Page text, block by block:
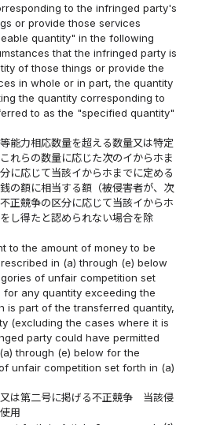
to the infringed party's
or provide those services
quantity" in the following
that the infringed party is
of those things or provide the
in whole or in part, the quantity
the quantity corresponding to
to as the "specified quantity"
能力相応数量を超える数量又は特定
れらの数量に応じた次のイからホま
に応じて当該イからホまでに定める
の額に相当する額（被侵害者が、次
正競争の区分に応じて当該イからホ
し得たと認められない場合を除
to the amount of money to be
in (a) through (e) below
of unfair competition set
any quantity exceeding the
is part of the transferred quantity,
(excluding the cases where it is
party could have permitted
through (e) below for the
unfair competition set forth in (a)
は第二号に掲げる不正競争 当該侵
用